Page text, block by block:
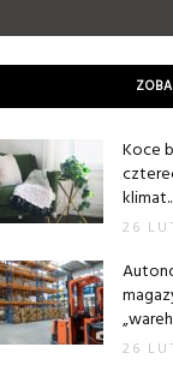
Koce
klimat...
26
26